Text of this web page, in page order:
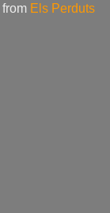
from Els Perduts